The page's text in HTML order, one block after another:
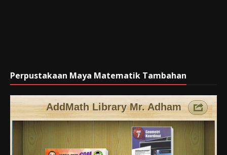
Perpustakaan Maya Matematik Tambahan